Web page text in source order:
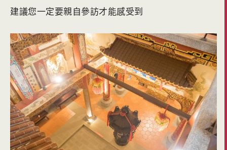
建議您一定要親自參訪才能感受到